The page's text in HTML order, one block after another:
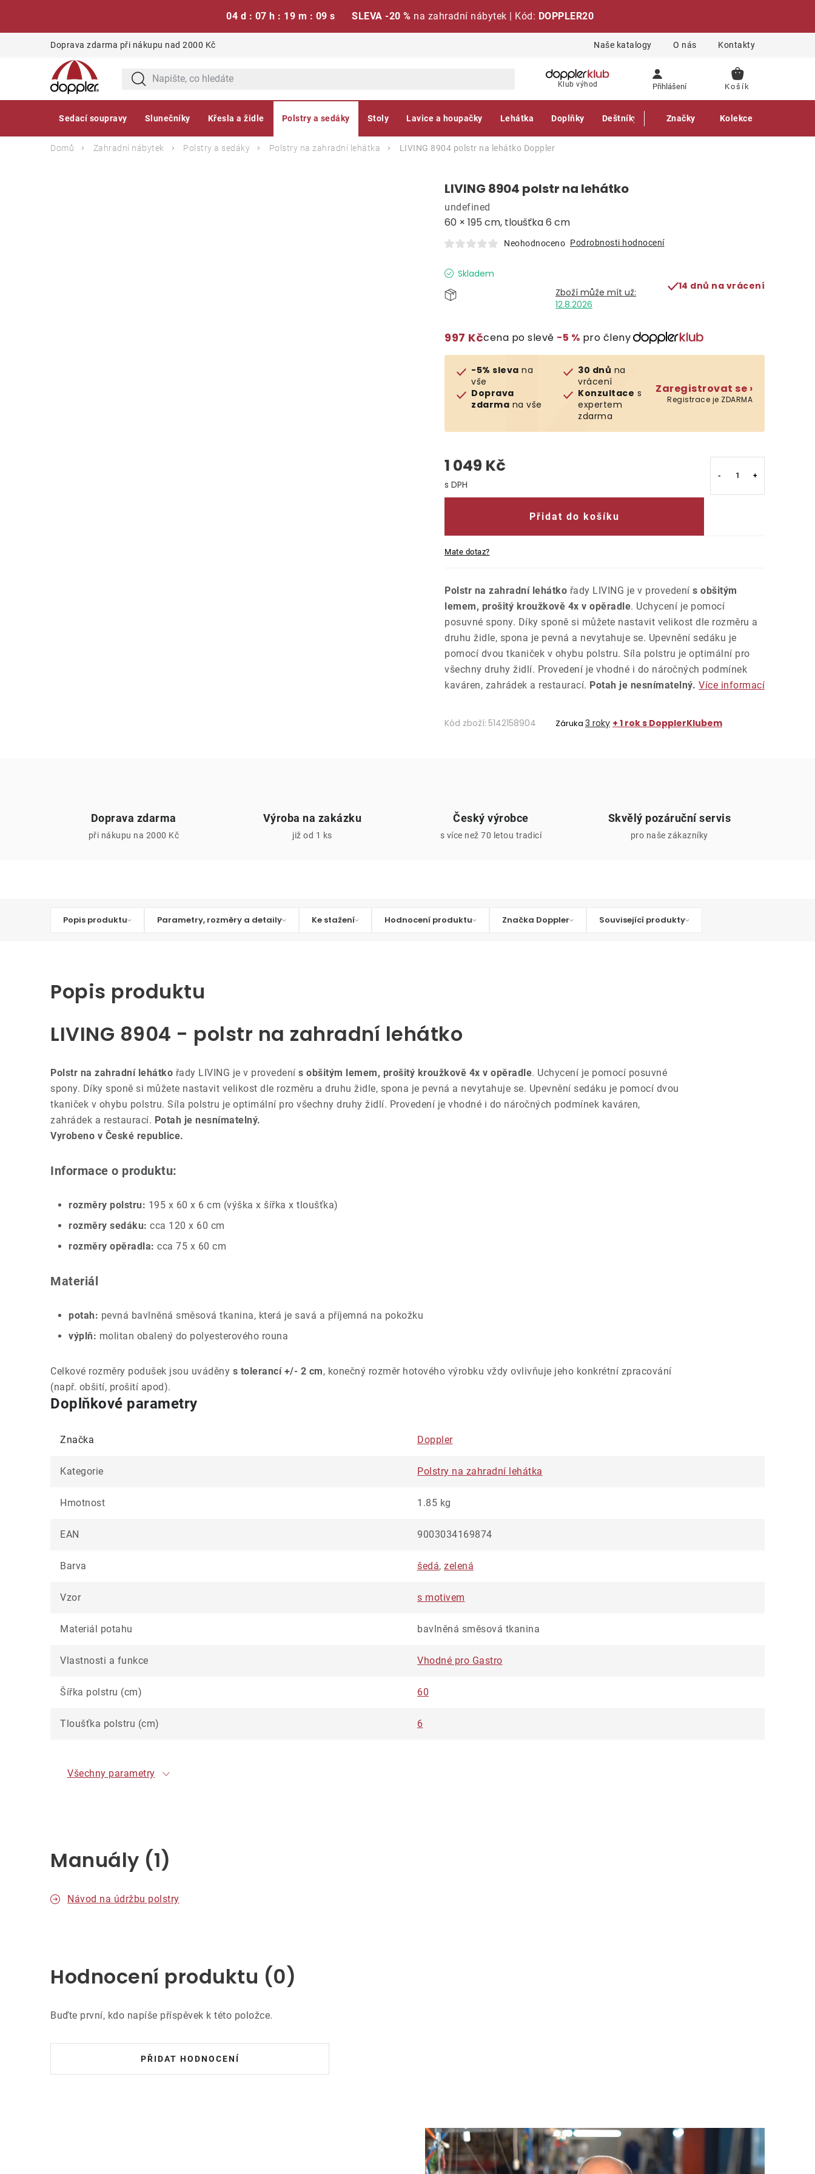
04 d : 07 h : 19 m : 08 s SLEVA -20 % na zahradní nábytek | Kód: DOPPLER20
Doprava zdarma při nákupu nad 2000 Kč Naše katalogy O nás Kontakty
Klub výhod Přihlášení
NÁKUPNÍ
Sedací soupravy Slunečníky Křesla a židle Polstry a sedáky Stoly Lavice a houpačky Lehátka Doplňky Deštníky Gastro produkty
Značky Kolekce
Domů Zahradní nábytek Polstry a sedáky Polstry na zahradní lehátka LIVING 8904 polstr na lehátko Doppler
LIVING 8904 polstr na lehátko
60 × 195 cm, tloušťka 6 cm
undefined
Neohodnoceno Podrobnosti hodnocení
Skladem
12.8.2026
14 dnů na vrácení
997 Kčcena po slevě −5 % pro členy
-5% sleva na
vše
Doprava
zdarma na vše
30 dnů na
vrácení
Konzultace s
expertem
zdarma
Zaregistrovat se ›
Registrace je ZDARMA
1 049 Kč
Měrná cena:
Přidat do košíku
Mate dotaz?
Polstr na zahradní lehátko řady LIVING je v provedení s obšitým
lemem, prošitý kroužkově 4x v opěradle. Uchycení je pomocí
posuvné spony. Díky sponě si můžete nastavit velikost dle rozměru a
druhu židle, spona je pevná a nevytahuje se. Upevnění sedáku je
pomocí dvou tkaniček v ohybu polstru. Síla polstru je optimální pro
všechny druhy židlí. Provedení je vhodné i do náročných podmínek
kaváren, zahrádek a restaurací. Potah je nesnímatelný. Více informací
Kód zboží: 5142158904 Záruka 3 roky + 1 rok s DopplerKlubem
Doprava zdarma
při nákupu na 2000 Kč
Výroba na zakázku
již od 1 ks
Český výrobce
s více než 70 letou tradicí
Skvělý pozáruční servis
pro naše zákazníky
Popis produktu Parametry, rozměry a detaily Ke stažení Hodnocení produktu Značka Doppler Související produkty
Popis produktu
LIVING 8904 - polstr na zahradní lehátko
Polstr na zahradní lehátko řady LIVING je v provedení s obšitým lemem, prošitý kroužkově 4x v opěradle. Uchycení je pomocí posuvné
spony. Díky sponě si můžete nastavit velikost dle rozměru a druhu židle, spona je pevná a nevytahuje se. Upevnění sedáku je pomocí dvou
tkaniček v ohybu polstru. Síla polstru je optimální pro všechny druhy židlí. Provedení je vhodné i do náročných podmínek kaváren,
zahrádek a restaurací. Potah je nesnímatelný.
Vyrobeno v České republice.
Informace o produktu:
rozměry polstru: 195 x 60 x 6 cm (výška x šířka x tloušťka)
rozměry sedáku: cca 120 x 60 cm
rozměry opěradla: cca 75 x 60 cm
Materiál
potah: pevná bavlněná směsová tkanina, která je savá a příjemná na pokožku
výplň: molitan obalený do polyesterového rouna
Celkové rozměry podušek jsou uváděny s tolerancí +/- 2 cm, konečný rozměr hotového výrobku vždy ovlivňuje jeho konkrétní zpracování
(např. obšití, prošití apod).
Doplňkové parametry
Značka Doppler
Kategorie Polstry na zahradní lehátka
Hmotnost 1.85 kg
EAN 9003034169874
Barva šedá, zelená
Vzor s motivem
Materiál potahu bavlněná směsová tkanina
Vlastnosti a funkce Vhodné pro Gastro
Šířka polstru (cm) 60
Tloušťka polstru (cm) 6
Všechny parametry
Manuály (1)
Návod na údržbu polstry
Hodnocení produktu (0)
Buďte první, kdo napíše příspěvek k této položce.
PŘIDAT HODNOCENÍ